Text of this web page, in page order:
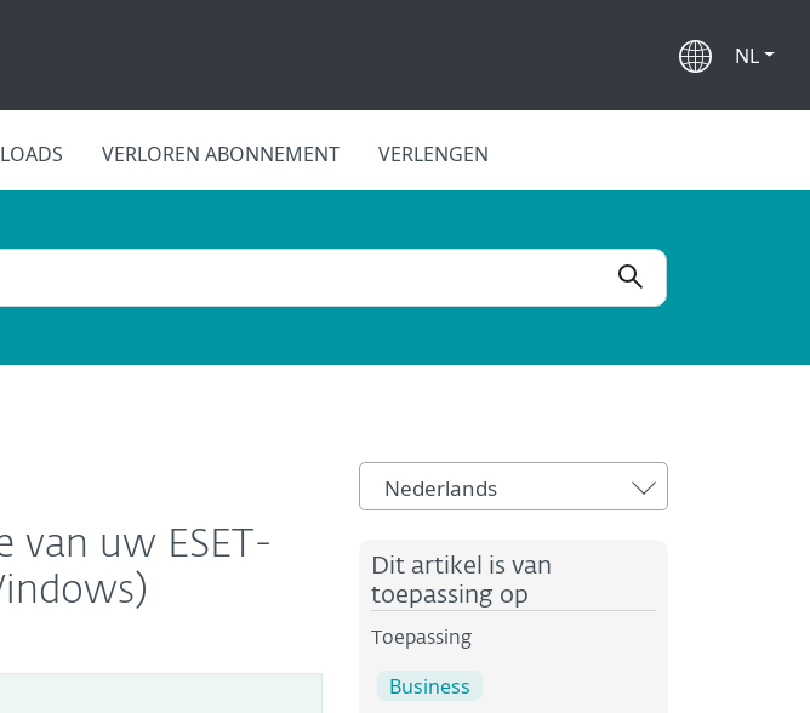
NL
VERLOREN ABONNEMENT VERLENGEN
van uw ESET-
Nederlands
Dit artikel is van
toepassing op
Toepassing
Business